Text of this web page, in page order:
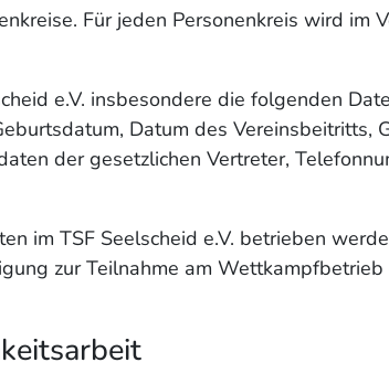
Für jeden Personenkreis wird im
e.V. insbesondere die folgenden
Datum des Vereinsbeitritts,
der gesetzlichen Vertreter,
im TSF Seelscheid e.V. betrieben
zur Teilnahme am Wettkampfbetrieb